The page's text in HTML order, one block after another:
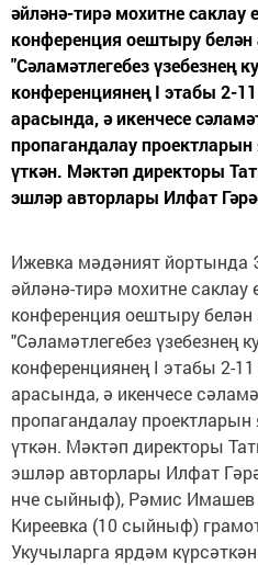
әйләнә-тирә мохитне
конференция оештыру белән
"Сәламәтлегебез үзебезнең
конференциянең I этабы 2-
арасында, ә икенчесе
пропагандалау
үткән. Мәктәп директоры
эшләр авторлары Илфат
Ижевка мәдәният йортында
әйләнә-тирә мохитне
конференция оештыру белән
"Сәламәтлегебез үзебезнең
конференциянең I этабы 2-
арасында, ә икенчесе
пропагандалау
үткән. Мәктәп директоры
эшләр авторлары Илфат
нче сыйныф), Рәмис Имашев
Киреевка (10 сыйныф)
Укучыларга ярдәм